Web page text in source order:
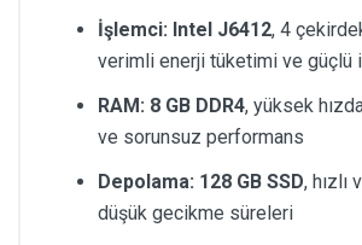
İşlemci: Intel J6412, 4
verimli enerji tüketimi ve güçlü
RAM: 8 GB DDR4, yüksek
ve sorunsuz performans
Depolama: 128 GB SSD, hızlı
düşük gecikme süreleri